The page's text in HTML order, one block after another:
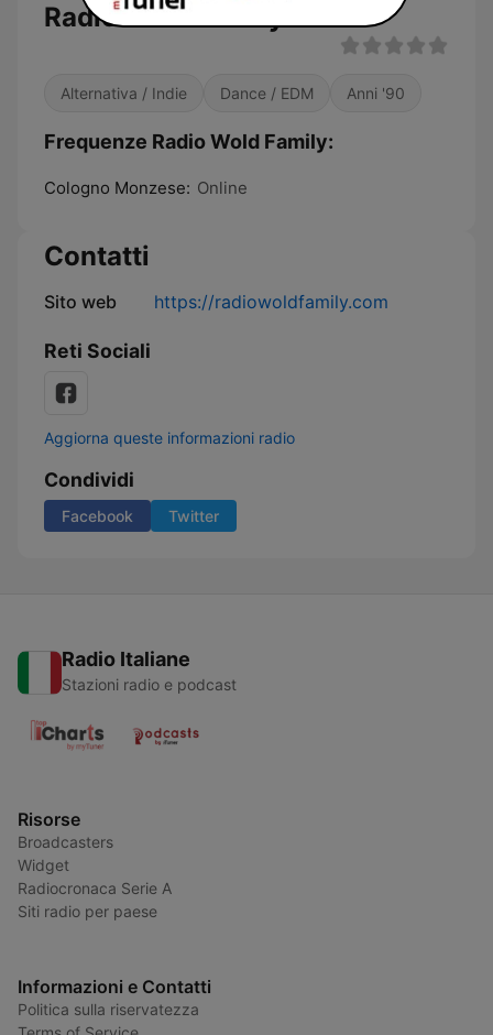
Radio Wold Family diretta
Alternativa / Indie Dance / EDM Anni '90
Frequenze Radio Wold Family:
Cologno Monzese: Online
Contatti
Sito web https://radiowoldfamily.com
Reti Sociali
Aggiorna queste informazioni radio
Condividi
Facebook Twitter
Radio Italiane
Stazioni radio e podcast
Risorse
Broadcasters
Widget
Radiocronaca Serie A
Siti radio per paese
Informazioni e Contatti
Politica sulla riservatezza